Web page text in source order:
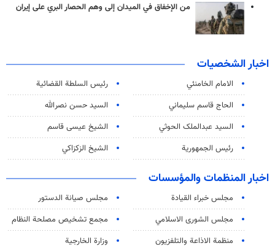
من الإخفاق في الميدان إلى وهم الحصار البري على إيران
اخبار الشخصيات
الامام الخامنئي
رئیس السلطة القضائیة
الحاج قاسم سليماني
السيد حسن نصرالله
السید عبدالملک الحوثي
الشيخ عيسى قاسم
رئيس الجمهورية
الشيخ الزكزاكي
اخبار المنظمات والمؤسسات
مجلس خبراء القيادة
مجلس صيانة الدستور
مجلس الشورى الاسلامي
مجمع تشخيص مصلحة النظام
منظمة الاذاعة والتلفزیون
وزارة الخارجية